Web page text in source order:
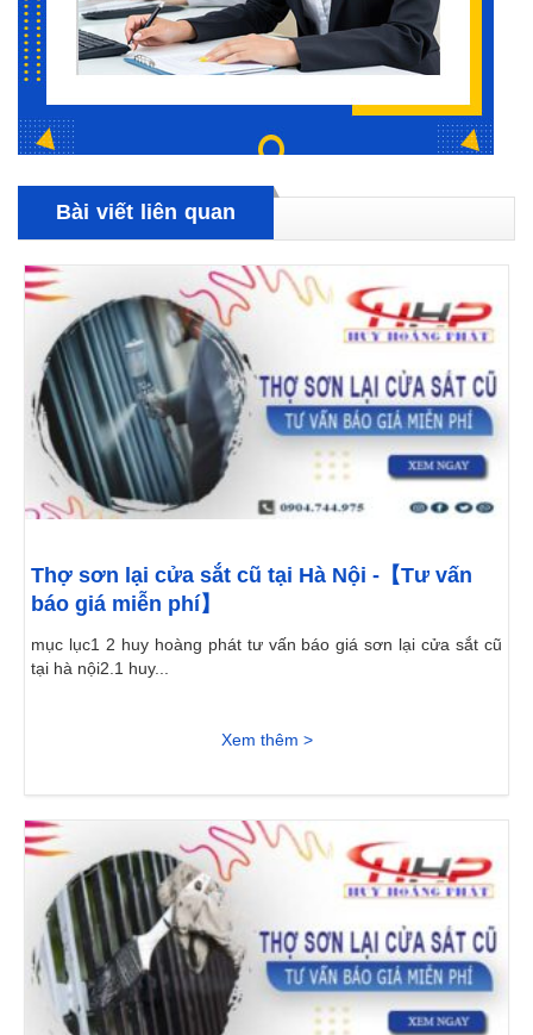
Bài viết liên quan
Thợ sơn lại cửa sắt cũ tại Hà Nội -【Tư vấn
báo giá miễn phí】
mục lục1 2 huy hoàng phát tư vấn báo giá sơn lại cửa sắt cũ
tại hà nội2.1 huy...
Xem thêm >